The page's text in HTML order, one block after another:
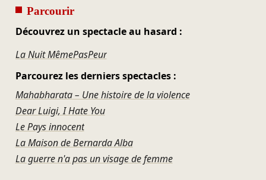
Parcourir
Découvrez un spectacle au hasard :
La Nuit MêmePasPeur
Parcourez les derniers spectacles :
Mahabharata – Une histoire de la violence
Dear Luigi, I Hate You
Le Pays innocent
La Maison de Bernarda Alba
La guerre n'a pas un visage de femme